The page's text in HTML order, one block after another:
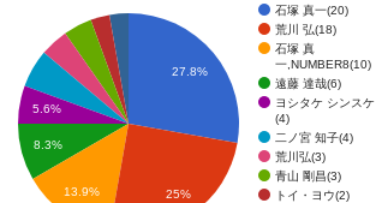
石塚 真一(20)
荒川 弘(18)
石塚 真
一,NUMBER8(10)
遠藤 達哉(6)
ヨシタケ シンスケ
(4)
二ノ宮 知子(4)
荒川弘(3)
青山 剛昌(3)
トイ・ヨウ(2)
27.8%
5.6%
8.3%
13.9% 25%